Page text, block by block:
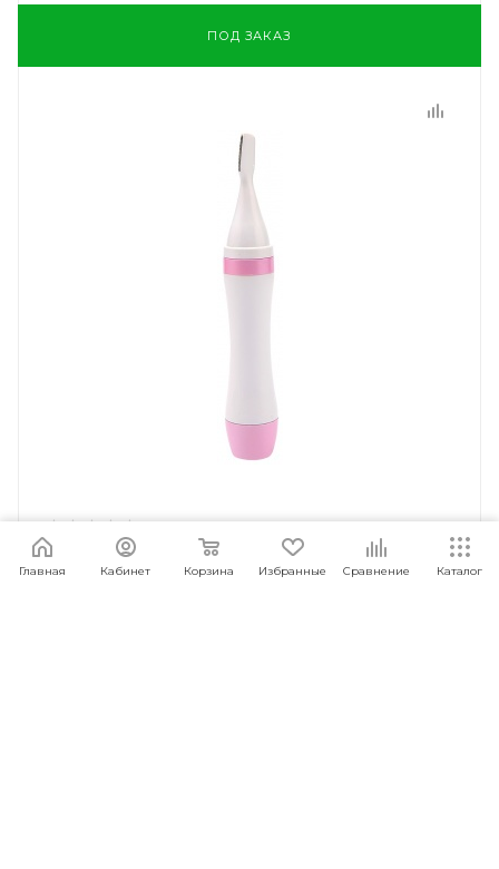
ПОД ЗАКАЗ
Триммер 4 в 1 PRITECH LD-7115
Главная Кабинет Корзина Избранные Сравнение Каталог